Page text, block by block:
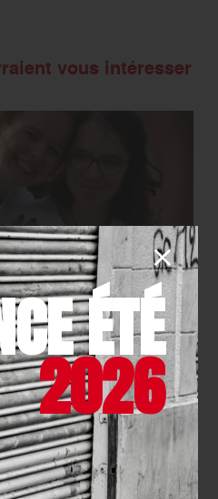
vous intéresser
: handicap et
PLUS
ÉTÉ
2026